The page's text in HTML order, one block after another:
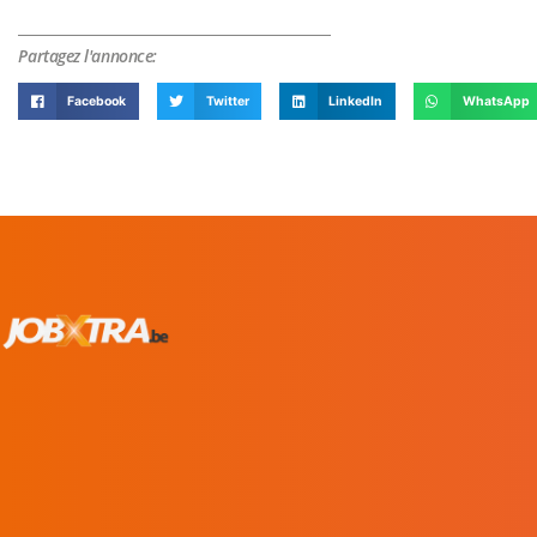
Partagez l'annonce:
Facebook Twitter LinkedIn WhatsApp